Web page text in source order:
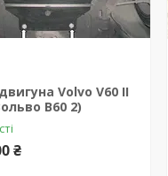
Volvo V60 II
В60 2)
₴